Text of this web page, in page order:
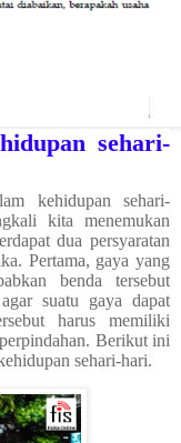
sehari-
kehidupan sehari-
kita menemukan
dua persyaratan
Pertama, gaya yang
benda tersebut
suatu gaya dapat
harus memiliki
Berikut ini
sehari-hari.